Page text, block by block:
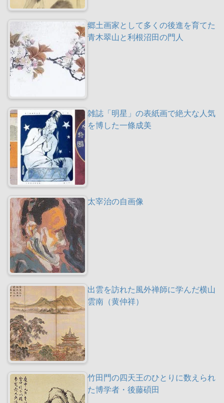
郷土画家として多くの後進を育てた
青木翠山と利根沼田の門人
雑誌「明星」の表紙画で絶大な人気
を博した一條成美
太宰治の自画像
出雲を訪れた風外禅師に学んだ横山
雲南（黄仲祥）
竹田門の四天王のひとりに数えられ
た博学者・後藤碩田